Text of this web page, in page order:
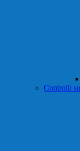
Controlli